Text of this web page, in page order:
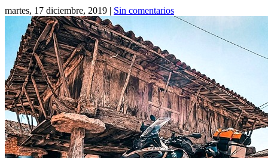
martes, 17 diciembre, 2019 Sin comentarios